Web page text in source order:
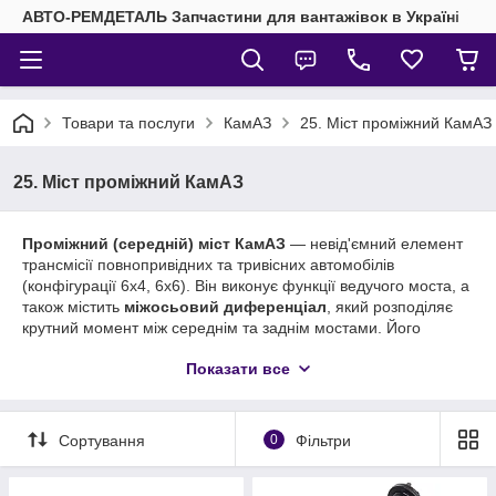
АВТО-РЕМДЕТАЛЬ Запчастини для вантажівок в Україні
Товари та послуги КамАЗ 25. Міст проміжний КамАЗ
25. Міст проміжний КамАЗ
Проміжний (середній) міст КамАЗ — невід'ємний елемент
трансмісії повнопривідних та тривісних автомобілів
(конфігурації 6х4, 6х6). Він виконує функції ведучого моста, а
також містить міжосьовий диференціал , який розподіляє
крутний момент між середнім та заднім мостами. Його
прохідності та курсової стійкості вантажівки.
У нашому інтернет-магазині представлений повний
асортимент оригінальних та високоякісних аналогових
Показати все
Сортування 0 Фільтри